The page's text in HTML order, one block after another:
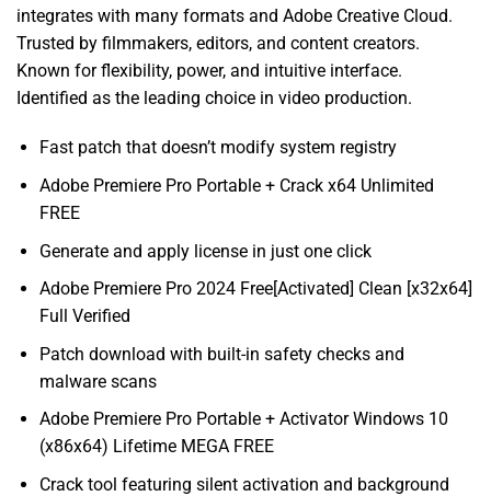
integrates with many formats and Adobe Creative Cloud.
Trusted by filmmakers, editors, and content creators.
Known for flexibility, power, and intuitive interface.
Identified as the leading choice in video production.
Fast patch that doesn’t modify system registry
Adobe Premiere Pro Portable + Crack x64 Unlimited
FREE
Generate and apply license in just one click
Adobe Premiere Pro 2024 Free[Activated] Clean [x32x64]
Full Verified
Patch download with built-in safety checks and
malware scans
Adobe Premiere Pro Portable + Activator Windows 10
(x86x64) Lifetime MEGA FREE
Crack tool featuring silent activation and background